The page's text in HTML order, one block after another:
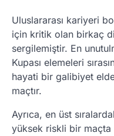
Uluslararası kariyeri
için kritik olan birkaç
sergilemiştir. En
Kupası elemeleri
hayati bir galibiyet
maçtır.
Ayrıca, en üst
yüksek riskli bir